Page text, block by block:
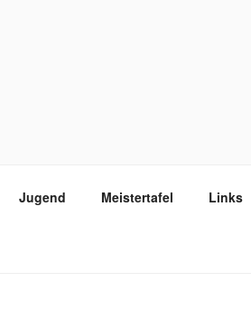
Jugend Meistertafel Links